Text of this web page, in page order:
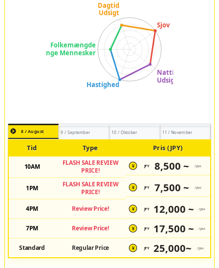
8 / August 9 / September 10 / Oktober 11 / November
Tid Type Pris (JPY)
10AM
FLASH SALE REVIEW
PRICE!
¥ JPY 8,500 ~ /pax
1PM
FLASH SALE REVIEW
PRICE!
¥ JPY 7,500 ~ /pax
4PM Review Price! ¥ JPY 12,000 ~ /pax
7PM Review Price! ¥ JPY 17,500 ~ /pax
Standard Regular Price ¥ JPY 25,000~ /pax